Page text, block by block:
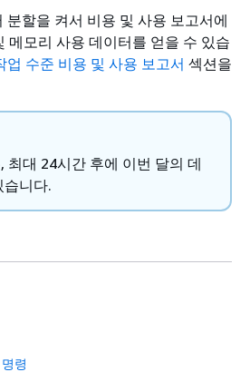
분할을 켜서 비용 및 사용 보고서에
메모리 사용 데이터를 얻을 수 있습
업 수준 비용 및 사용 보고서 섹션을
최대 24시간 후에 이번 달의 데
습니다.
령